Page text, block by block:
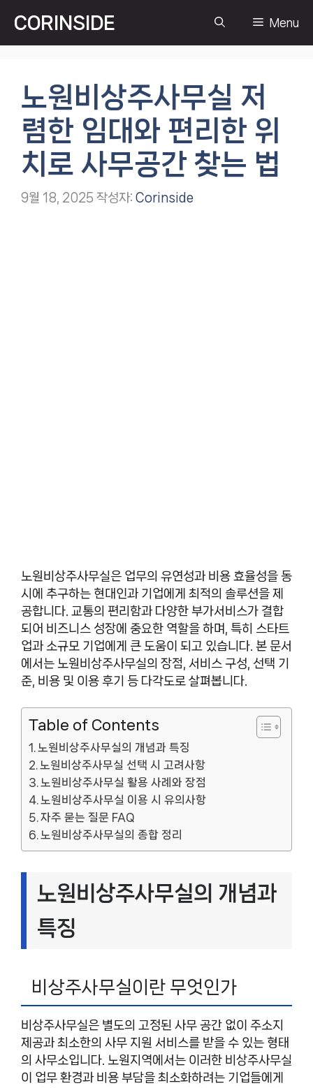
츠
CORINSIDE Menu
노원비상주사무실 저
렴한 임대와 편리한 위
치로 사무공간 찾는 법
9월 18, 2025 작성자: Corinside
노원비상주사무실은 업무의 유연성과 비용 효율성을 동
시에 추구하는 현대인과 기업에게 최적의 솔루션을 제
공합니다. 교통의 편리함과 다양한 부가서비스가 결합
되어 비즈니스 성장에 중요한 역할을 하며, 특히 스타트
업과 소규모 기업에게 큰 도움이 되고 있습니다. 본 문서
에서는 노원비상주사무실의 장점, 서비스 구성, 선택 기
준, 비용 및 이용 후기 등 다각도로 살펴봅니다.
Table of Contents
노원비상주사무실의 개념과 특징
노원비상주사무실 선택 시 고려사항
노원비상주사무실 활용 사례와 장점
노원비상주사무실 이용 시 유의사항
자주 묻는 질문 FAQ
노원비상주사무실의 종합 정리
노원비상주사무실의 개념과
특징
비상주사무실이란 무엇인가
비상주사무실은 별도의 고정된 사무 공간 없이 주소지
제공과 최소한의 사무 지원 서비스를 받을 수 있는 형태
의 사무소입니다. 노원지역에서는 이러한 비상주사무실
이 업무 환경과 비용 부담을 최소화하려는 기업들에게